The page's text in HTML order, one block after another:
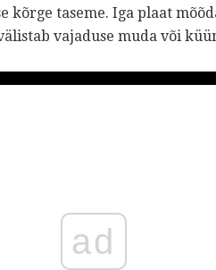
taseme. Iga plaat
vajaduse muda või
ad